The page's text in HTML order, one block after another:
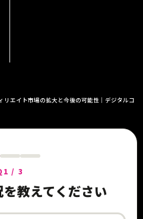
リエイト市場の拡大と今後の可能性｜デジタルコ
/ 3
教えてください